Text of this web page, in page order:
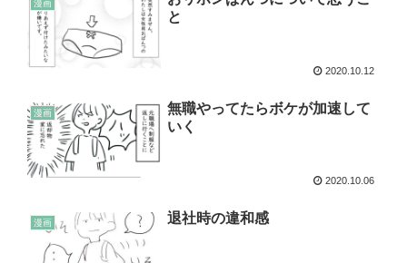
漫画
と
2020.10.12
漫画
無職やってたらボケが加速して
いく
2020.10.06
漫画 退社時の違和感